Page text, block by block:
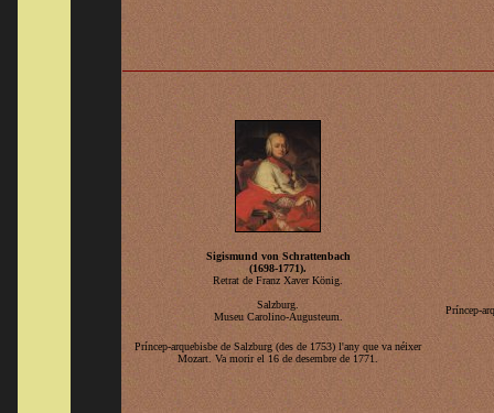
Sigismund von Schrattenbach
(1698-1771).
Retrat de Franz Xaver König.
Salzburg.
Museu Carolino-Augusteum.
Príncep-arquebisbe de Salzburg (des de 1753) l'any que va néixer
Mozart. Va morir el 16 de desembre de 1771.
Príncep-